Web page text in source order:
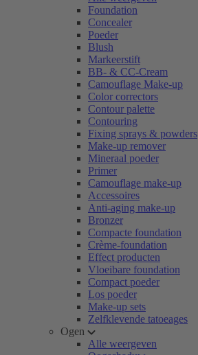
Foundation
Concealer
Poeder
Blush
Markeerstift
BB- & CC-Cream
Camouflage Make-up
Color correctors
Contour palette
Contouring
Fixing sprays & powders
Make-up remover
Mineraal poeder
Primer
Camouflage make-up
Accessoires
Anti-aging make-up
Bronzer
Compacte foundation
Crème-foundation
Effect producten
Vloeibare foundation
Compact poeder
Los poeder
Make-up sets
Zelfklevende tatoeages
Ogen
Alle weergeven